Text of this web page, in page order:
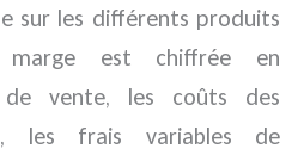
sur les différents produits
marge est chiffrée en
vente, les coûts des
les frais variables de